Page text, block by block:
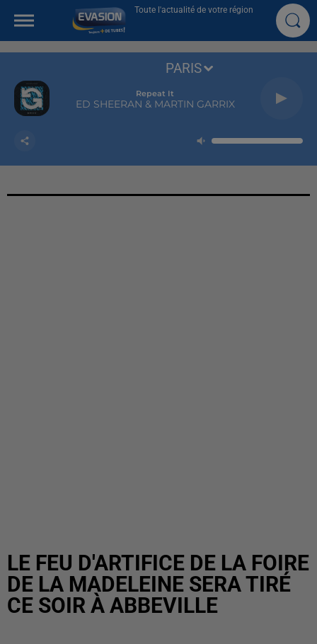
Toute l'actualité de votre région
Repeat It
ED SHEERAN & MARTIN GARRIX
PARIS
LE FEU D'ARTIFICE DE LA FOIRE
DE LA MADELEINE SERA TIRÉ
CE SOIR À ABBEVILLE